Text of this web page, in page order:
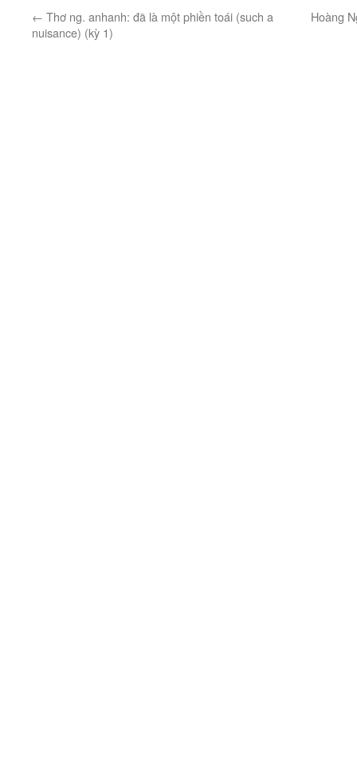
← Thơ ng. anhanh: đã là một phiền toái (such a
nuisance) (kỳ 1)
Hoàng